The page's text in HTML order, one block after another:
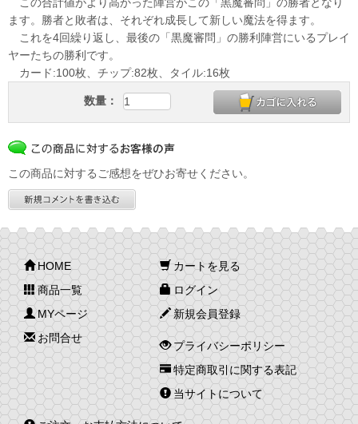
この合計値がより高かった陣営がこの「黒魔審問」の勝者となり
ます。勝者と敗者は、それぞれ成長して新しい魔法を得ます。
これを4回繰り返し、最後の「黒魔審問」の勝利陣営にいるプレイ
ヤーたちの勝利です。
カード:100枚、チップ:82枚、タイル:16枚
数量：
この商品に対するご感想をぜひお寄せください。
HOME
商品一覧
MYページ
お問合せ
カートを見る
ログイン
新規会員登録
プライバシーポリシー
特定商取引に関する表記
当サイトについて